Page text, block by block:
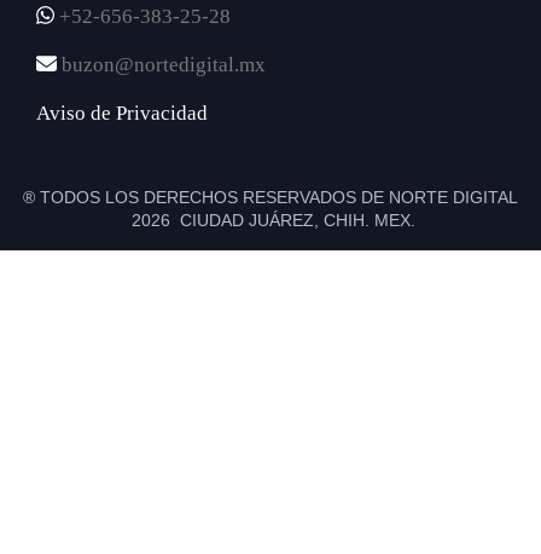
+52-656-383-25-28
buzon@nortedigital.mx
Aviso de Privacidad
® TODOS LOS DERECHOS RESERVADOS DE NORTE DIGITAL
2026 CIUDAD JUÁREZ, CHIH. MEX.